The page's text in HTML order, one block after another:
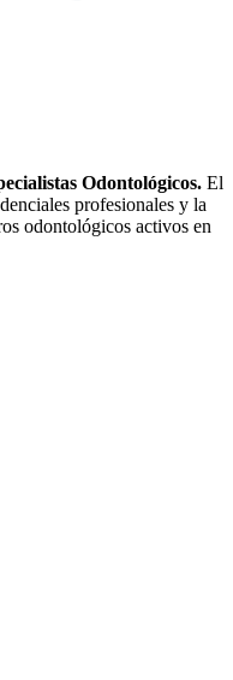
Odontológicos. El
profesionales y la
odontológicos activos en